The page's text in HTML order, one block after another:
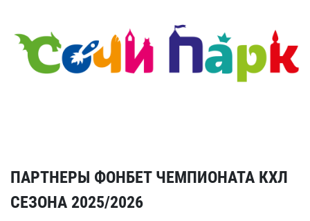
ПАРТНЕРЫ ФОНБЕТ ЧЕМПИОНАТА КХЛ
СЕЗОНА 2025/2026